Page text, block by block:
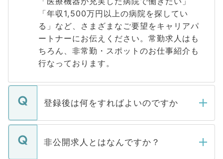
「年収1,500万円以上の病院を探してい
る」など、さまざまなご要望をキャリアパ
ートナーにお伝えください。常勤求人はも
ちろん、非常勤・スポットのお仕事紹介も
行なっております。
登録後は何をすればよいのですか
ご登録いただきましたら、弊社担当者がご
登録内容を確認し、その後メールもしくは
非公開求人とはなんですか？